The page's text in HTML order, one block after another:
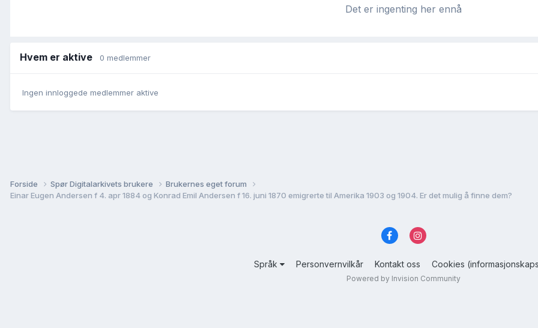
Det er ingenting her ennå
Hvem er aktive 0 medlemmer
Ingen innloggede medlemmer aktive
Forside Spør Digitalarkivets brukere
Brukernes eget forum
Einar Eugen Andersen f 4. apr 1884 og Konrad Emil Andersen f 16. juni 1870 emigrerte til Amerika 1903 og 1904. Er det mulig å finne dem?
Språk Personvernvilkår Kontakt oss Cookies
Powered by Invision Community